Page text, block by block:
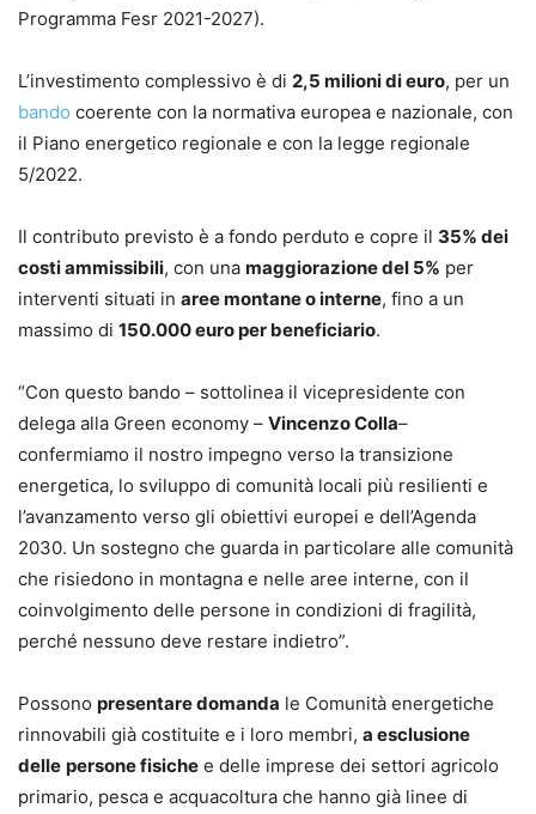
Programma Fesr 2021-2027).
L’investimento complessivo è di 2,5 milioni di euro, per un
bando coerente con la normativa europea e nazionale, con
il Piano energetico regionale e con la legge regionale
5/2022.
Il contributo previsto è a fondo perduto e copre il 35% dei
costi ammissibili, con una maggiorazione del 5% per
interventi situati in aree montane o interne, fino a un
massimo di 150.000 euro per beneficiario.
“Con questo bando – sottolinea il vicepresidente con
delega alla Green economy – Vincenzo Colla–
confermiamo il nostro impegno verso la transizione
energetica, lo sviluppo di comunità locali più resilienti e
l’avanzamento verso gli obiettivi europei e dell’Agenda
2030. Un sostegno che guarda in particolare alle comunità
che risiedono in montagna e nelle aree interne, con il
coinvolgimento delle persone in condizioni di fragilità,
perché nessuno deve restare indietro”.
Possono presentare domanda le Comunità energetiche
rinnovabili già costituite e i loro membri, a esclusione
delle persone fisiche e delle imprese dei settori agricolo
primario, pesca e acquacoltura che hanno già linee di